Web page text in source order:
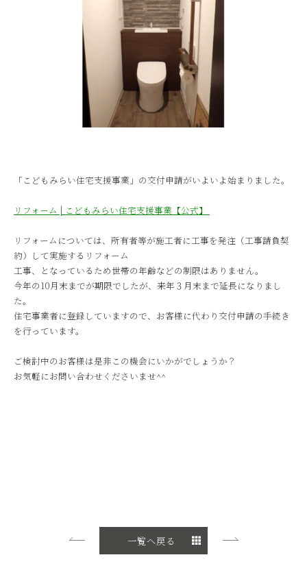
「こどもみらい住宅支援事業」の交付申請がいよいよ始まりました。
リフォーム | こどもみらい住宅支援事業【公式】
リフォームについては、所有者等が施工者に工事を発注（工事請負契
約）して実施するリフォーム
工事、となっているため世帯の年齢などの制限はありません。
今年の10月末までが期限でしたが、来年３月末まで延長になりまし
た。
住宅事業者に登録していますので、お客様に代わり交付申請の手続き
を行っています。
ご検討中のお客様は是非この機会にいかがでしょうか？
お気軽にお問い合わせくださいませ^^
一覧へ戻る